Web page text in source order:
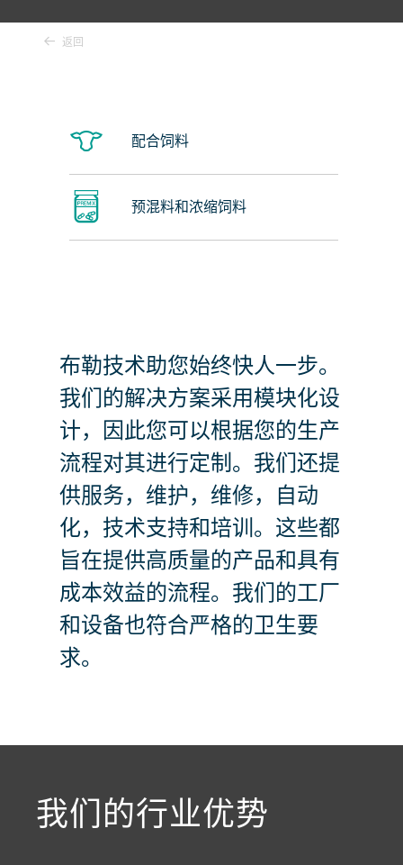
返回
配合饲料
预混料和浓缩饲料
布勒技术助您始终快人一步。
我们的解决方案采用模块化设
计，因此您可以根据您的生产
流程对其进行定制。我们还提
供服务，维护，维修，自动
化，技术支持和培训。这些都
旨在提供高质量的产品和具有
成本效益的流程。我们的工厂
和设备也符合严格的卫生要
求。
a decorative background image
我们的行业优势